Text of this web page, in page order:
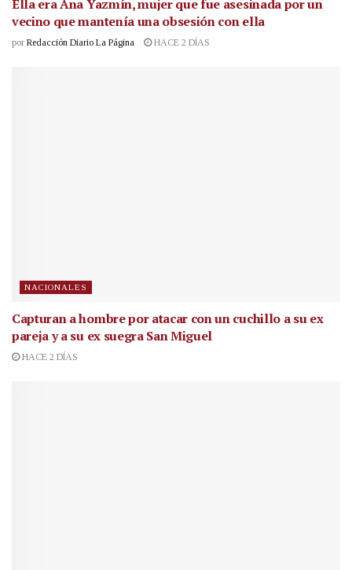
Ella era Ana Yazmín, mujer que fue asesinada por un
vecino que mantenía una obsesión con ella
por Redacción Diario La Página HACE 2 DÍAS
NACIONALES
Capturan a hombre por atacar con un cuchillo a su ex
pareja y a su ex suegra San Miguel
HACE 2 DÍAS